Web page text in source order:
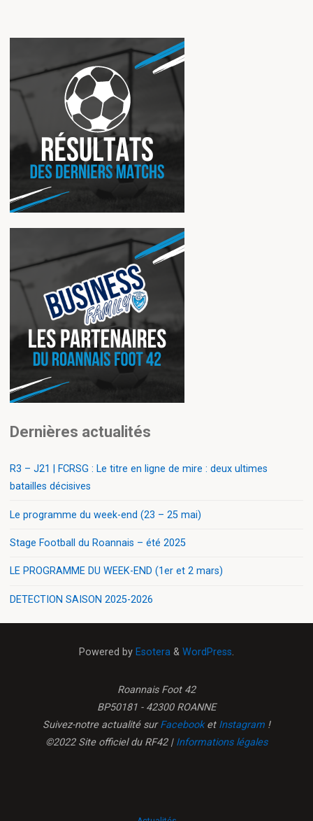
Dernières actualités
R3 – J21 | FCRSG : Le titre en ligne de mire : deux ultimes
batailles décisives
Le programme du week-end (23 – 25 mai)
Stage Football du Roannais – été 2025
LE PROGRAMME DU WEEK-END (1er et 2 mars)
DETECTION SAISON 2025-2026
Powered by Esotera & WordPress.
Roannais Foot 42
BP50181 - 42300 ROANNE
Suivez-notre actualité surFacebooket Instagram !
©2022 Site officiel du RF42 | Informations légales